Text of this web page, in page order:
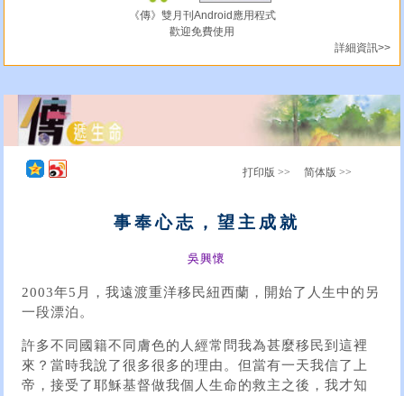
《傳》雙月刊Android應用程式
歡迎免費使用
詳細資訊>>
打印版 >> 简体版 >>
事奉心志，望主成就
吳興懷
2003年5月，我遠渡重洋移民紐西蘭，開始了人生中的另
一段漂泊。
許多不同國籍不同膚色的人經常問我為甚麼移民到這裡
來？當時我說了很多很多的理由。但當有一天我信了上
帝，接受了耶穌基督做我個人生命的救主之後，我才知